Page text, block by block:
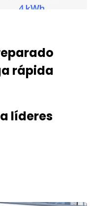
rápida
líderes